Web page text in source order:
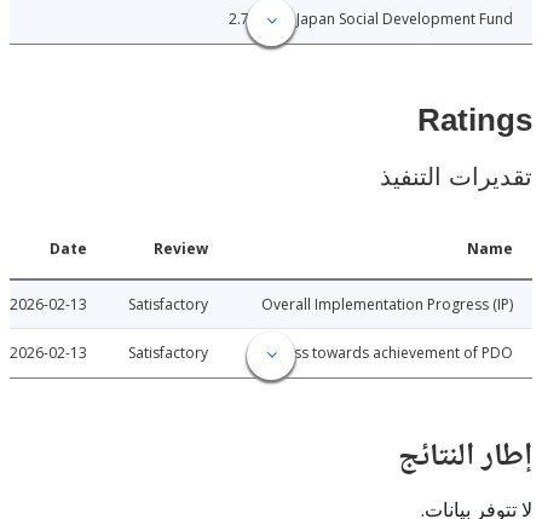
Japan Social Development
2.72
التنفيذ
Overall Implementation
Satisfactory
2026-02-13
Progress towards achievement of
Satisfactory
2026-02-13
بيانات.